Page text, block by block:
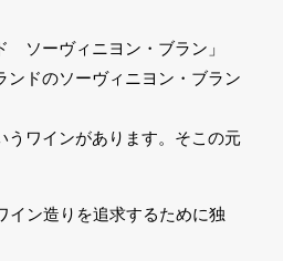
ソーヴィニヨン・ブラン」
ンドのソーヴィニヨン・ブラン
うワインがあります。そこの元
イン造りを追求するために独